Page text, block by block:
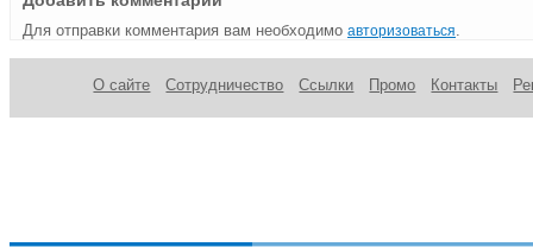
Для отправки комментария вам необходимо авторизоваться
О сайте Сотрудничество Ссылки Промо Контакты